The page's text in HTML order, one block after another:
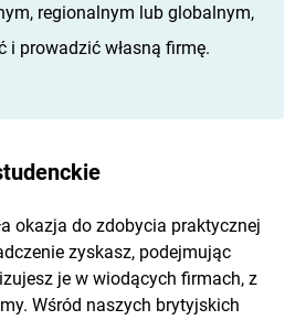
regionalnym lub globalnym,
i prowadzić własną firmę.
okazja do zdobycia praktycznej
zyskasz, podejmując
je w wiodących firmach, z
Wśród naszych brytyjskich